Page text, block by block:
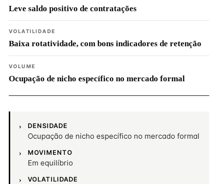
Leve saldo positivo de contratações
VOLATILIDADE
Baixa rotatividade, com bons indicadores de retenção
VOLUME
Ocupação de nicho específico no mercado formal
DENSIDADE
Ocupação de nicho específico no mercado formal
MOVIMENTO
Em equilíbrio
VOLATILIDADE